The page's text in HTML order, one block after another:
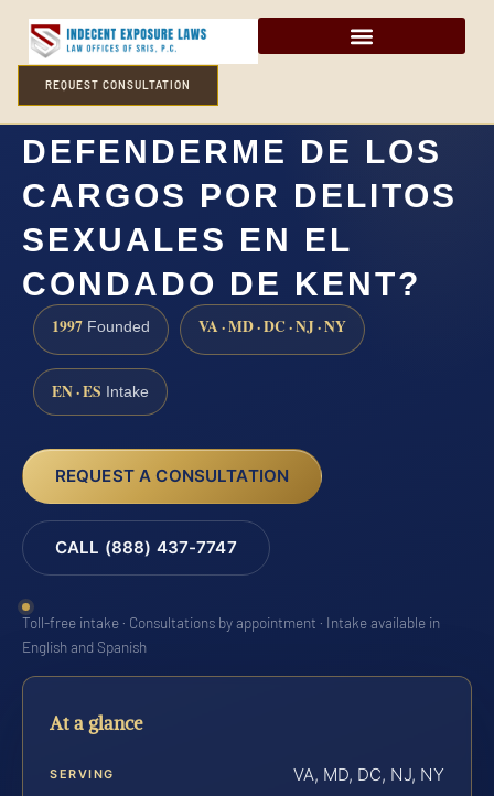
REQUEST CONSULTATION
¿CÓMO PUEDO
DEFENDERME DE LOS
CARGOS POR DELITOS
SEXUALES EN EL
CONDADO DE KENT?
1997 Founded VA · MD · DC · NJ · NY
EN · ES Intake
REQUEST A CONSULTATION
CALL (888) 437-7747
Toll-free intake · Consultations by appointment · Intake available in
English and Spanish
At a glance
SERVING VA, MD, DC, NJ, NY